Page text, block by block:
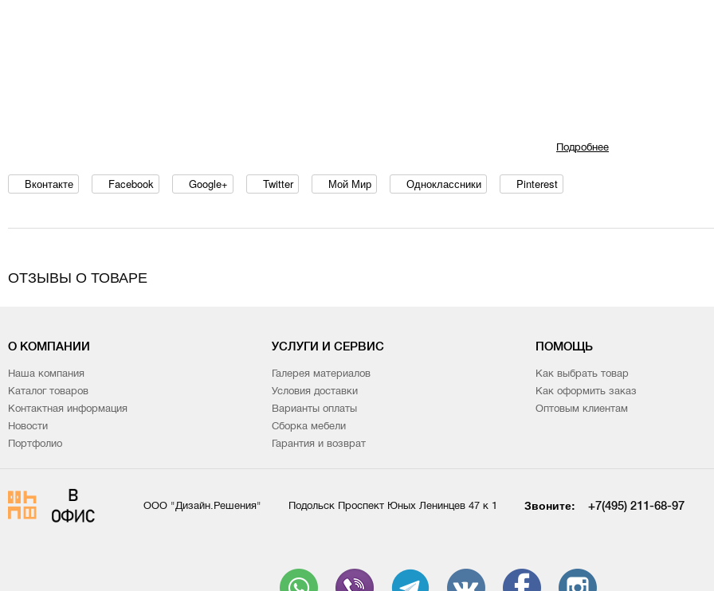
Подробнее
Вконтакте Facebook Google+ Twitter Мой Мир Одноклассники Pinterest
ОТЗЫВЫ О ТОВАРЕ
О КОМПАНИИ
Наша компания
Каталог товаров
Контактная информация
Новости
Портфолио
УСЛУГИ И СЕРВИС
Галерея материалов
Условия доставки
Варианты оплаты
Сборка мебели
Гарантия и возврат
ПОМОЩЬ
Как выбрать товар
Как оформить заказ
Оптовым клиентам
ООО "Дизайн.Решения" Подольск Проспект Юных Ленинцев 47 к 1 Звоните: +7(495) 211-68-97